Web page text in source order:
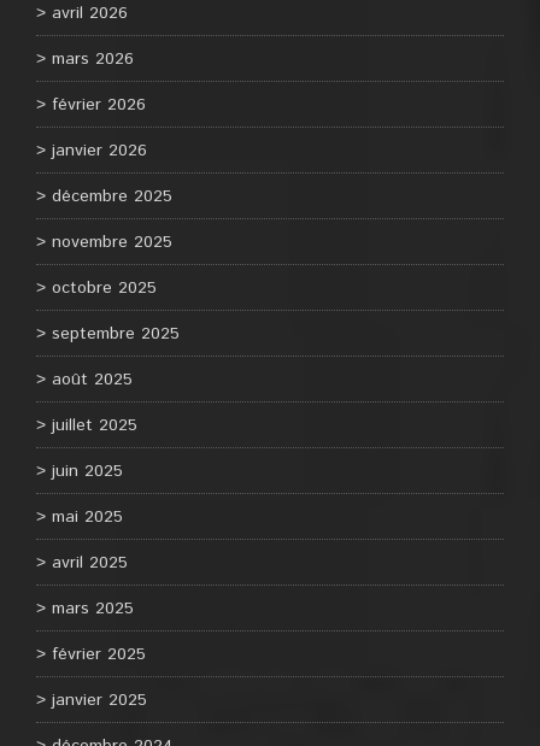
avril 2026
mars 2026
février 2026
janvier 2026
décembre 2025
novembre 2025
octobre 2025
septembre 2025
août 2025
juillet 2025
juin 2025
mai 2025
avril 2025
mars 2025
février 2025
janvier 2025